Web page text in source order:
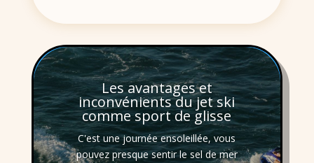
Les avantages et
inconvénients du jet ski
comme sport de glisse
C'est une journée ensoleillée, vous
pouvez presque sentir le sel de mer